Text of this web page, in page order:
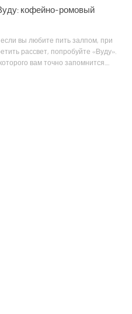
кофейно-ромовый
вы любите пить залпом, при
рассвет, попробуйте «Вуду».
вам точно запомнится....